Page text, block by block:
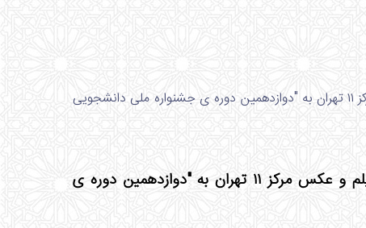
فیلمنامه ی "قانون حمایت از کارمندان" كاري از محمد حسني دبير فيلم و عكس مركز ١١ تهران به "دوازدهمین دوره ی جشنواره ملی دانشجویی
كاري از محمد حسني دبير فيلم و عكس مركز ١١ تهران به "دوازدهمین دوره ی